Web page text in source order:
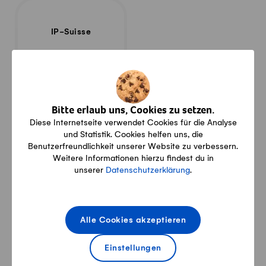
Bitte erlaub uns, Cookies zu setzen.
Diese Internetseite verwendet Cookies für die Analyse
und Statistik. Cookies helfen uns, die
Benutzerfreundlichkeit unserer Website zu verbessern.
Weitere Informationen hierzu findest du in
unserer Datenschutzerklärung.
Einstellungen
Alle Cookies akzeptieren
IP-Suisse
Unser Kontakt
Rue du Creugenat 117, 2905 Courtedoux
032 466 53 81